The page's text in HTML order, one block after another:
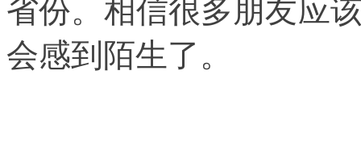
省份。相信很多朋友应
会感到陌生了。